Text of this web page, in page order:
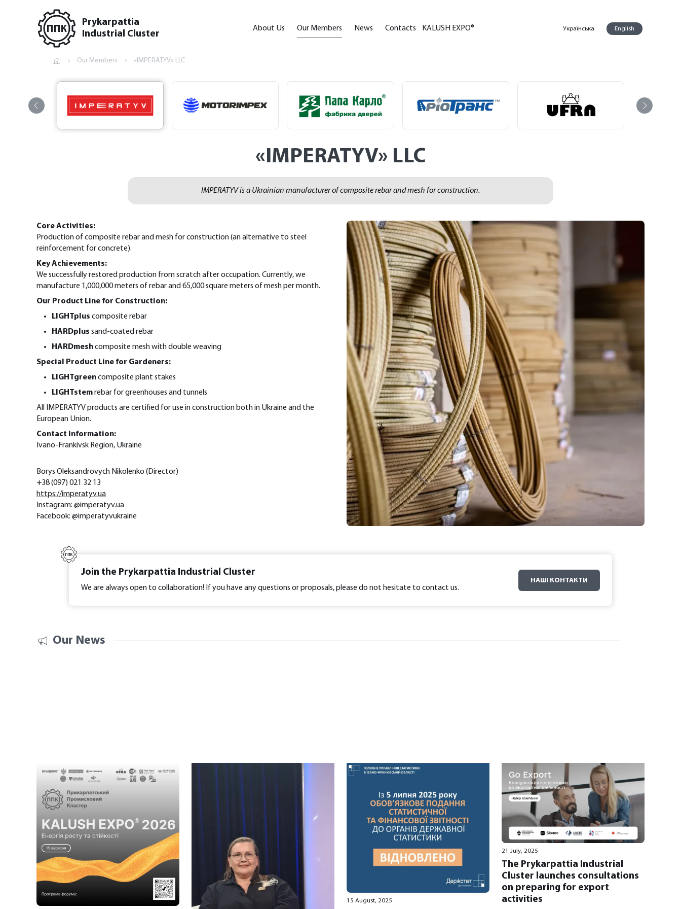
Prykarpattia
Industrial Cluster
About Us Our Members News Contacts KALUSH EXPO® Українська English
Our Members «IMPERATYV» LLC
«IMPERATYV» LLC
IMPERATYV is a Ukrainian manufacturer of composite rebar and mesh for construction.
Core Activities:
Production of composite rebar and mesh for construction (an alternative to steel
reinforcement for concrete).
Key Achievements:
We successfully restored production from scratch after occupation. Currently, we
manufacture 1,000,000 meters of rebar and 65,000 square meters of mesh per month.
Our Product Line for Construction:
LIGHTplus composite rebar
HARDplus sand-coated rebar
HARDmeshcomposite mesh with double weaving
Special Product Line for Gardeners:
LIGHTgreencomposite plant stakes
LIGHTstemrebar for greenhouses and tunnels
All IMPERATYV products are certified for use in construction both in Ukraine and the
European Union.
Contact Information:
Ivano-Frankivsk Region, Ukraine
Borys Oleksandrovych Nikolenko (Director)
+38 (097) 021 32 13
https://imperatyv.ua
Instagram: @imperatyv.ua
Facebook: @imperatyvukraine
Join the Prykarpattia Industrial Cluster
We are always open to collaboration! If you have any questions or proposals, please do not hesitate to contact us.
НАШІ КОНТАКТИ
Our News
15 August, 2025
21 July, 2025
The Prykarpattia Industrial
Cluster launches consultations
on preparing for export
activities